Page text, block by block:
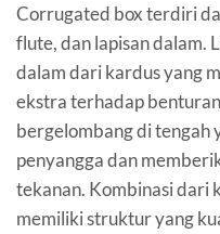
Corrugated box terdiri
flute, dan lapisan dalam.
dalam dari kardus yang
ekstra terhadap
bergelombang di tengah
penyangga dan
tekanan. Kombinasi dari
memiliki struktur yang